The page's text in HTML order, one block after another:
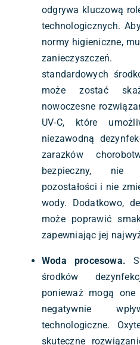
odgrywa kluczową
technologicznych.
normy higieniczne,
standardowych
może zostać
nowoczesne
UV-C, które
niezawodną
zarazków
bezpieczny, nie
pozostałości i nie
wody. Dodatkowo,
może poprawić
zapewniając jej
Woda procesowa.
środków
ponieważ mogą
negatywnie
technologiczne.
skuteczne